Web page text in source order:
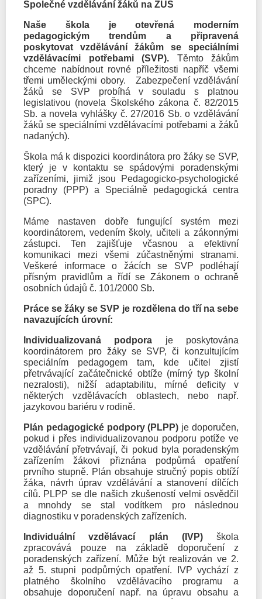
Společné vzdělávání žáků na ZUŠ
Naše škola je otevřená moderním
pedagogickým trendům a připravená
poskytovat vzdělávání žákům se speciálními
vzdělávacími potřebami (SVP). Těmto žákům
chceme nabídnout rovné příležitosti napříč všemi
třemi uměleckými obory. Zabezpečení vzdělávání
žáků se SVP probíhá v souladu s platnou
legislativou (novela Školského zákona č. 82/2015
Sb. a novela vyhlášky č. 27/2016 Sb. o vzdělávání
žáků se speciálními vzdělávacími potřebami a žáků
nadaných).
Škola má k dispozici koordinátora pro žáky se SVP,
který je v kontaktu se spádovými poradenskými
zařízeními, jimiž jsou Pedagogicko-psychologické
poradny (PPP) a Speciálně pedagogická centra
(SPC).
Máme nastaven dobře fungující systém mezi
koordinátorem, vedením školy, učiteli a zákonnými
zástupci. Ten zajišťuje včasnou a efektivní
komunikaci mezi všemi zúčastněnými stranami.
Veškeré informace o žácích se SVP podléhají
přísným pravidlům a řídí se Zákonem o ochraně
osobních údajů č. 101/2000 Sb.
Práce se žáky se SVP je rozdělena do tří na sebe
navazujících úrovní:
Individualizovaná podpora je poskytována
koordinátorem pro žáky se SVP, či konzultujícím
speciálním pedagogem tam, kde učitel zjistí
přetrvávající začátečnické obtíže (mírný typ školní
nezralosti), nižší adaptabilitu, mírné deficity v
některých vzdělávacích oblastech, nebo např.
jazykovou bariéru v rodině.
Plán pedagogické podpory (PLPP) je doporučen,
pokud i přes individualizovanou podporu potíže ve
vzdělávání přetrvávají, či pokud byla poradenským
zařízením žákovi přiznána podpůrná opatření
prvního stupně. Plán obsahuje stručný popis obtíží
žáka, návrh úprav vzdělávání a stanovení dílčích
cílů. PLPP se dle našich zkušeností velmi osvědčil
a mnohdy se stal vodítkem pro následnou
diagnostiku v poradenských zařízeních.
Individuální vzdělávací plán (IVP)škola
zpracovává pouze na základě doporučení z
poradenských zařízení. Může být realizován ve 2.
až 5. stupni podpůrných opatření. IVP vychází z
platného školního vzdělávacího programu a
obsahuje doporučení např. na úpravu obsahu a